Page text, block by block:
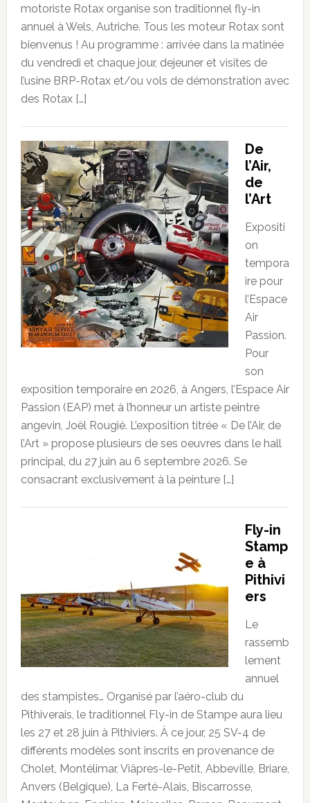
motoriste Rotax organise son traditionnel fly-in
annuel à Wels, Autriche. Tous les moteur Rotax sont
bienvenus ! Au programme : arrivée dans la matinée
du vendredi et chaque jour, dejeuner et visites de
l’usine BRP-Rotax et/ou vols de démonstration avec
des Rotax […]
De
l’Air,
de
l’Art
Expositi
on
tempora
ire pour
l’Espace
Air
Passion.
Pour
son
exposition temporaire en 2026, à Angers, l’Espace Air
Passion (EAP) met à l’honneur un artiste peintre
angevin, Joël Rougié. L’exposition titrée « De l’Air, de
l’Art » propose plusieurs de ses oeuvres dans le hall
principal, du 27 juin au 6 septembre 2026. Se
consacrant exclusivement à la peinture […]
Fly-in
Stamp
e à
Pithivi
ers
Le
rassemb
lement
annuel
des stampistes… Organisé par l’aéro-club du
Pithiverais, le traditionnel Fly-in de Stampe aura lieu
les 27 et 28 juin à Pithiviers. À ce jour, 25 SV-4 de
différents modèles sont inscrits en provenance de
Cholet, Montélimar, Viâpres-le-Petit, Abbeville, Briare,
Anvers (Belgique), La Ferté-Alais, Biscarrosse,